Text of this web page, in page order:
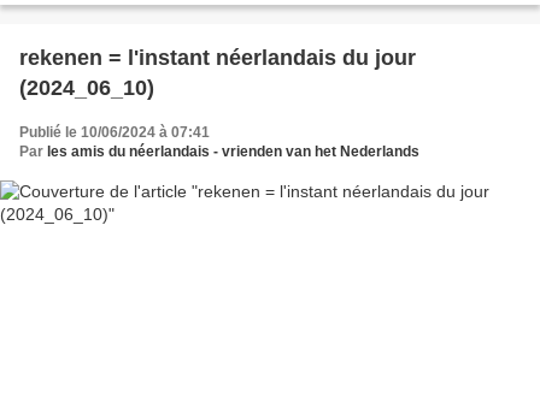
rekenen = l'instant néerlandais du jour
(2024_06_10)
Publié le 10/06/2024 à 07:41
Par les amis du néerlandais - vrienden van het Nederlands